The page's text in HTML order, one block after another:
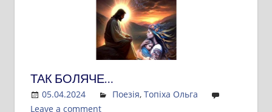
ТАК БОЛЯЧЕ…
05.04.2024 Admin
Поезія, Топіха Ольга
Leave a comment